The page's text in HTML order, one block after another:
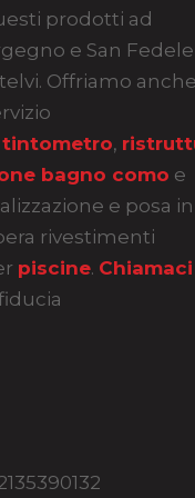
prodotti ad
e San
Offriamo anche
tintometro,
bagno como e
e posa in
rivestimenti
piscine. Chiamaci